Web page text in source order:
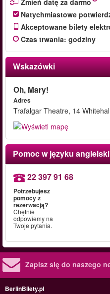
Zmień datę za darmo
Natychmiastowe
Akceptowane bilety
Czas trwania: godziny
Wskazówki
Oh, Mary!
Adres
Trafalgar Theatre, 14
Pomoc w języku
22 397 91 68
Potrzebujesz
pomocy z
rezerwacją?
Chętnie
odpowiemy na
Twoje pytania.
Zapisz się do naszego
BerlinBilety.pl